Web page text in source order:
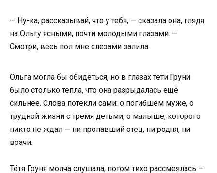
— Ну-ка, рассказывай, что у тебя, — сказала она, глядя
на Ольгу ясными, почти молодыми глазами. —
Смотри, весь пол мне слезами залила.
Ольга могла бы обидеться, но в глазах тёти Груни
было столько тепла, что она разрыдалась ещё
сильнее. Слова потекли сами: о погибшем муже, о
трудной жизни с тремя детьми, о малыше, которого
никто не ждал — ни пропавший отец, ни родня, ни
врачи.
Тётя Груня молча слушала, потом тихо рассмеялась —